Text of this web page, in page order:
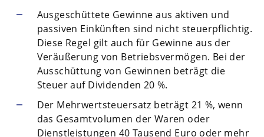
Ausgeschüttete Gewinne aus aktiven und
passiven Einkünften sind nicht steuerpflichtig.
Diese Regel gilt auch für Gewinne aus der
Veräußerung von Betriebsvermögen. Bei der
Ausschüttung von Gewinnen beträgt die
Steuer auf Dividenden 20 %.
Der Mehrwertsteuersatz beträgt 21 %, wenn
das Gesamtvolumen der Waren oder
Dienstleistungen 40 Tausend Euro oder mehr